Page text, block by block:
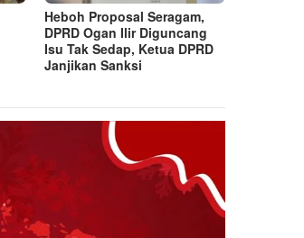
Heboh Proposal Seragam,
DPRD Ogan Ilir Diguncang
Isu Tak Sedap, Ketua DPRD
Janjikan Sanksi